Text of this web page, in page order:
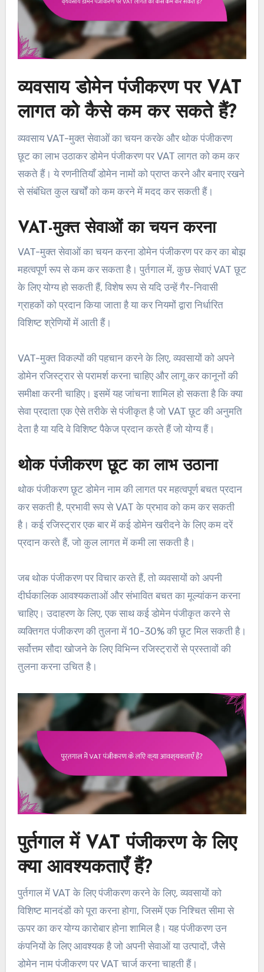
व्यवसाय डोमेन पंजीकरण पर VAT
लागत को कैसे कम कर सकते हैं?
व्यवसाय VAT-मुक्त सेवाओं का चयन करके और थोक पंजीकरण
छूट का लाभ उठाकर डोमेन पंजीकरण पर VAT लागत को कम कर
सकते हैं। ये रणनीतियाँ डोमेन नामों को प्राप्त करने और बनाए रखने
से संबंधित कुल खर्चों को कम करने में मदद कर सकती हैं।
VAT-मुक्त सेवाओं का चयन करना
VAT-मुक्त सेवाओं का चयन करना डोमेन पंजीकरण पर कर का बोझ
महत्वपूर्ण रूप से कम कर सकता है। पुर्तगाल में, कुछ सेवाएं VAT छूट
के लिए योग्य हो सकती हैं, विशेष रूप से यदि उन्हें गैर-निवासी
ग्राहकों को प्रदान किया जाता है या कर नियमों द्वारा निर्धारित
विशिष्ट श्रेणियों में आती हैं।
VAT-मुक्त विकल्पों की पहचान करने के लिए, व्यवसायों को अपने
डोमेन रजिस्ट्रार से परामर्श करना चाहिए और लागू कर कानूनों की
समीक्षा करनी चाहिए। इसमें यह जांचना शामिल हो सकता है कि क्या
सेवा प्रदाता एक ऐसे तरीके से पंजीकृत है जो VAT छूट की अनुमति
देता है या यदि वे विशिष्ट पैकेज प्रदान करते हैं जो योग्य हैं।
थोक पंजीकरण छूट का लाभ उठाना
थोक पंजीकरण छूट डोमेन नाम की लागत पर महत्वपूर्ण बचत प्रदान
कर सकती है, प्रभावी रूप से VAT के प्रभाव को कम कर सकती
है। कई रजिस्ट्रार एक बार में कई डोमेन खरीदने के लिए कम दरें
प्रदान करते हैं, जो कुल लागत में कमी ला सकती है।
जब थोक पंजीकरण पर विचार करते हैं, तो व्यवसायों को अपनी
दीर्घकालिक आवश्यकताओं और संभावित बचत का मूल्यांकन करना
चाहिए। उदाहरण के लिए, एक साथ कई डोमेन पंजीकृत करने से
व्यक्तिगत पंजीकरण की तुलना में 10-30% की छूट मिल सकती है।
सर्वोत्तम सौदा खोजने के लिए विभिन्न रजिस्ट्रारों से प्रस्तावों की
तुलना करना उचित है।
पुर्तगाल में VAT पंजीकरण के लिए
क्या आवश्यकताएँ हैं?
पुर्तगाल में VAT के लिए पंजीकरण करने के लिए, व्यवसायों को
विशिष्ट मानदंडों को पूरा करना होगा, जिसमें एक निश्चित सीमा से
ऊपर का कर योग्य कारोबार होना शामिल है। यह पंजीकरण उन
कंपनियों के लिए आवश्यक है जो अपनी सेवाओं या उत्पादों, जैसे
डोमेन नाम पंजीकरण पर VAT चार्ज करना चाहती हैं।